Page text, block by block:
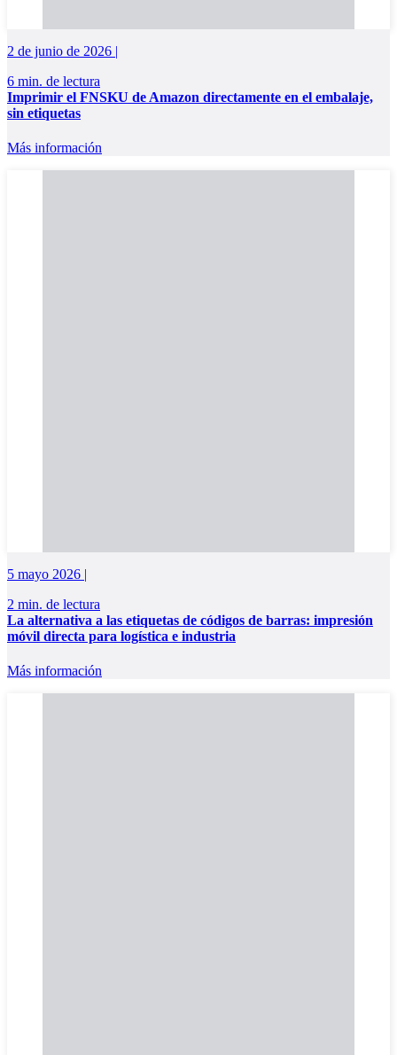
2 de junio de 2026 |
6 min. de lectura
Imprimir el FNSKU de Amazon directamente en el embalaje,
sin etiquetas
Más información
5 mayo 2026 |
2 min. de lectura
La alternativa a las etiquetas de códigos de barras: impresión
móvil directa para logística e industria
Más información